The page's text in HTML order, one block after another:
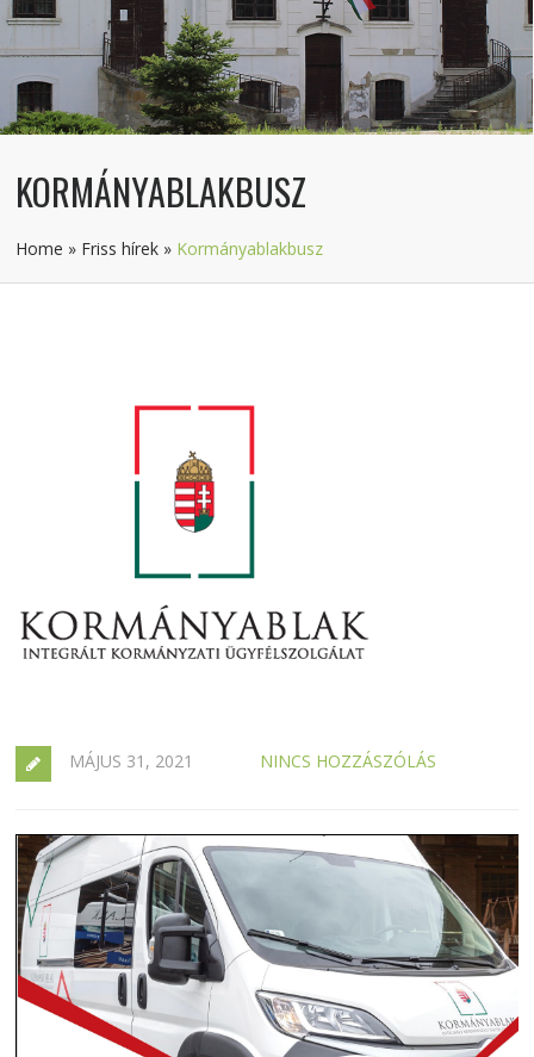
KORMÁNYABLAKBUSZ
Home » Friss hírek » Kormányablakbusz
MÁJUS 31, 2021 NINCS HOZZÁSZÓLÁS